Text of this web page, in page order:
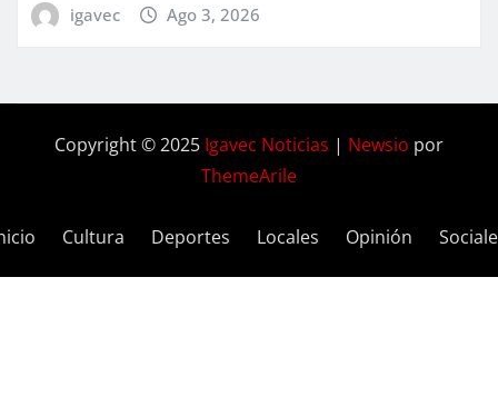
igavec Ago 3, 2026
Copyright © 2025 Igavec Noticias | Newsio por
ThemeArile
Cultura Deportes Locales Opinión